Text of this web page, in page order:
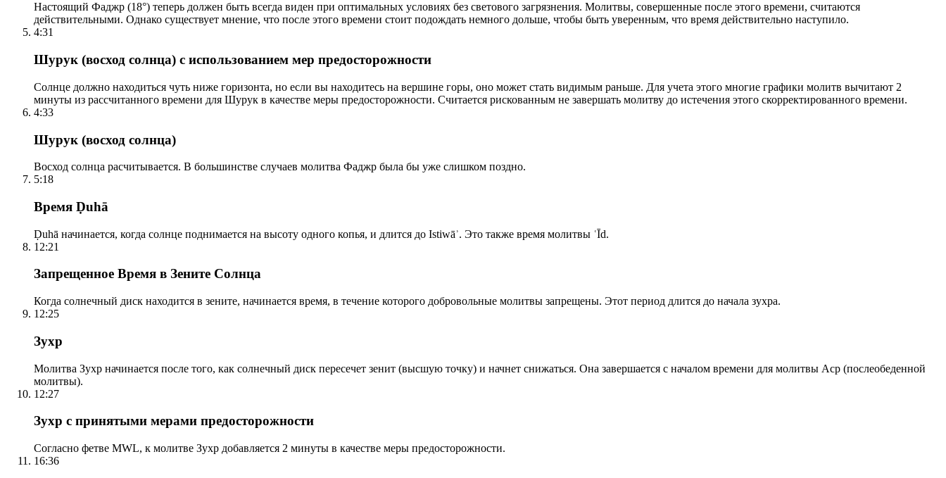
Настоящий Фаджр (18°) теперь должен быть всегда виден при оптимальных условиях без светового загрязнения. Молитвы, совершенные после этого времени, считаются
действительными. Однако существует мнение, что после этого времени стоит подождать немного дольше, чтобы быть уверенным, что время действительно наступило.
4:31
Шурук (восход солнца) с использованием мер предосторожности
Солнце должно находиться чуть ниже горизонта, но если вы находитесь на вершине горы, оно может стать видимым раньше. Для учета этого многие графики молитв вычитают 2
минуты из рассчитанного времени для Шурук в качестве меры предосторожности. Считается рискованным не завершать молитву до истечения этого скорректированного времени.
4:33
Шурук (восход солнца)
Восход солнца расчитывается. В большинстве случаев молитва Фаджр была бы уже слишком поздно.
5:18
Время Ḍuhā
Ḍuhā начинается, когда солнце поднимается на высоту одного копья, и длится до Istiwāʾ. Это также время молитвы ʿĪd.
12:21
Запрещенное Время в Зените Солнца
Когда солнечный диск находится в зените, начинается время, в течение которого добровольные молитвы запрещены. Этот период длится до начала зухра.
12:25
Зухр
Молитва Зухр начинается после того, как солнечный диск пересечет зенит (высшую точку) и начнет снижаться. Она завершается с началом времени для молитвы Аср (послеобеденной
молитвы).
12:27
Зухр с принятыми мерами предосторожности
Согласно фетве MWL, к молитве Зухр добавляется 2 минуты в качестве меры предосторожности.
16:36